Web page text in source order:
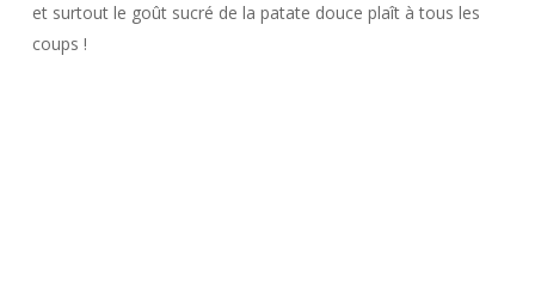
et surtout le goût sucré de la patate douce plaît à tous les
coups !